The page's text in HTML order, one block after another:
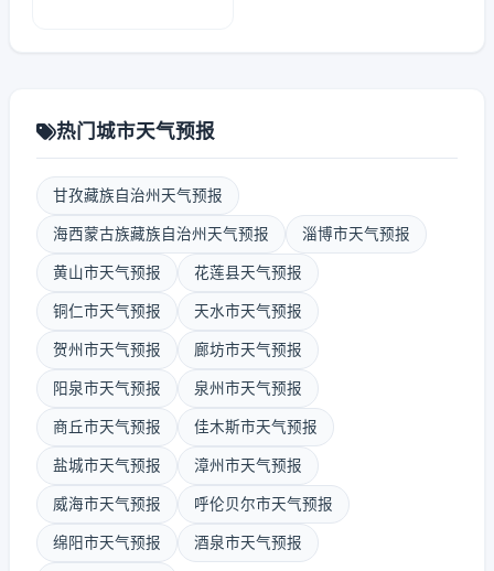
热门城市天气预报
甘孜藏族自治州天气预报
海西蒙古族藏族自治州天气预报 淄博市天气预报
黄山市天气预报 花莲县天气预报
铜仁市天气预报 天水市天气预报
贺州市天气预报 廊坊市天气预报
阳泉市天气预报 泉州市天气预报
商丘市天气预报 佳木斯市天气预报
盐城市天气预报 漳州市天气预报
威海市天气预报 呼伦贝尔市天气预报
绵阳市天气预报 酒泉市天气预报